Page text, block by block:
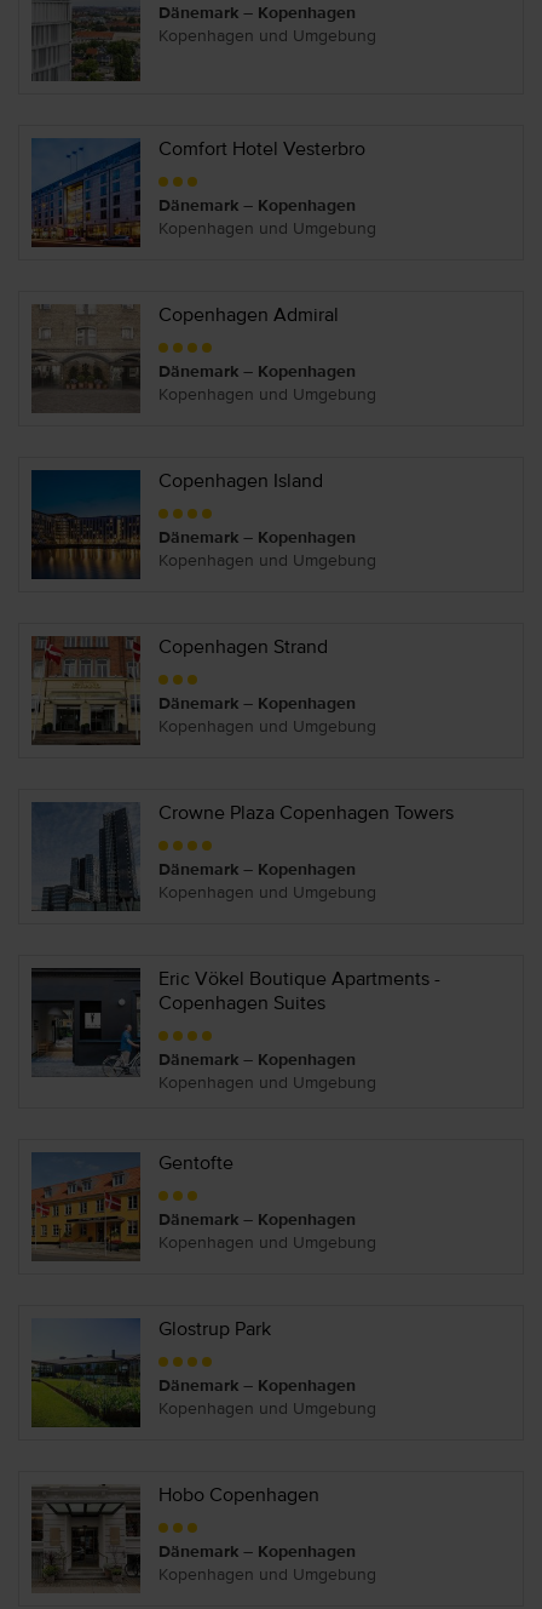
Dänemark – Kopenhagen
Kopenhagen und Umgebung
Comfort Hotel Vesterbro
Dänemark – Kopenhagen
Kopenhagen und Umgebung
Copenhagen Admiral
Dänemark – Kopenhagen
Kopenhagen und Umgebung
Copenhagen Island
Dänemark – Kopenhagen
Kopenhagen und Umgebung
Copenhagen Strand
Dänemark – Kopenhagen
Kopenhagen und Umgebung
Crowne Plaza Copenhagen Towers
Dänemark – Kopenhagen
Kopenhagen und Umgebung
Eric Vökel Boutique Apartments -
Copenhagen Suites
Dänemark – Kopenhagen
Kopenhagen und Umgebung
Gentofte
Dänemark – Kopenhagen
Kopenhagen und Umgebung
Glostrup Park
Dänemark – Kopenhagen
Kopenhagen und Umgebung
Hobo Copenhagen
Dänemark – Kopenhagen
Kopenhagen und Umgebung